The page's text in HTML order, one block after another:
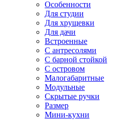
Особенности
Для студии
Для хрущевки
Для дачи
Встроенные
С антресолями
С барной стойкой
С островом
Малогабаритные
Модульные
Скрытые ручки
Размер
Мини-кухни